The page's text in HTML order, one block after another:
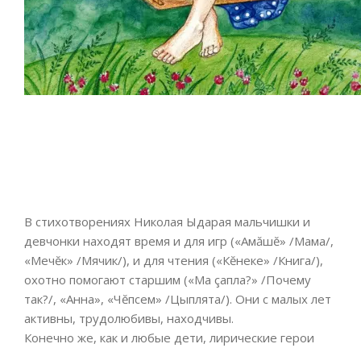
В стихотворениях Николая Ыдарая мальчишки и
девчонки находят время и для игр («Амăшĕ» /Мама/,
«Мечĕк» /Мячик/), и для чтения («Кĕнеке» /Книга/),
охотно помогают старшим («Ма çапла?» /Почему
так?/, «Анна», «Чĕпсем» /Цыплята/). Они с малых лет
активны, трудолюбивы, находчивы.
Конечно же, как и любые дети, лирические герои